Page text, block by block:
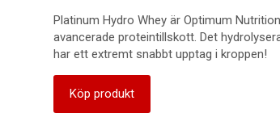
Platinum Hydro Whey är Optimum
avancerade proteintillskott. Det
har ett extremt snabbt upptag i kroppen!
Köp produkt